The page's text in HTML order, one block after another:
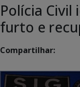
Polícia
furto e
Compartilhar: